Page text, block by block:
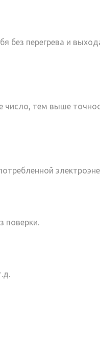
без перегрева и
число, тем выше
поверки.